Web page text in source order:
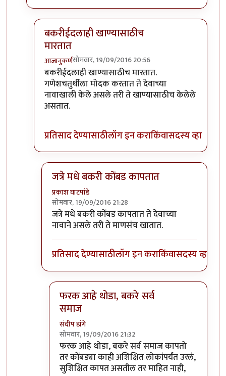
बकरीईदलाही खाण्यासाठीच
मारतात
आजानुकर्णसोमवार, 19/09/2016 20:56
In reply toखाण्यासाठी मारले ते चालेल,
बकरीईदलाही खाण्यासाठीच मारतात.
गणेशचतुर्थीला मोदक करतात ते देवाच्या
नावाखाली केले असले तरी ते खाण्यासाठीच केलेले
असतात.
प्रतिसाद देण्यासाठीलॉग इन कराकिंवासदस्य व्हा
जत्रे मधे बकरी कोंबड कापतात
प्रकाश घाटपांडे
सोमवार, 19/09/2016 21:28
In reply toबकरीईदलाही खाण्यासाठीच मारतात
जत्रे मधे बकरी कोंबड कापतात ते देवाच्या
नावाने असले तरी ते माणसंच खातात.
प्रतिसाद देण्यासाठीलॉग इन कराकिंवासदस्य व्हा
फरक आहे थोडा, बकरे सर्व
समाज
संदीप डांगे
सोमवार, 19/09/2016 21:32
In reply toजत्रे मधे बकरी कोंबड कापतात
फरक आहे थोडा, बकरे सर्व समाज कापतो
तर कोंबड्या काही अशिक्षित लोकांपर्यंत उरलं,
सुशिक्षित कापत असतील तर माहित नाही,